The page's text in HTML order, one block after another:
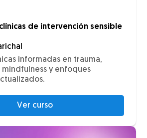
de intervención sensible
informadas en trauma,
y enfoques
Ver curso